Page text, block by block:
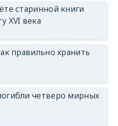
erid: 2SDnjdPjgYS
старинной книги
XVI века
правильно хранить
четверо мирных